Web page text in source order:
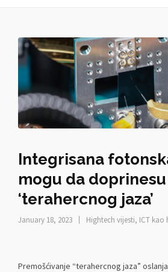
Integrisana
mogu da
‘terahercnog jaza’
January 18, 2023 Hightech vijesti, ICT
Premošćivanje “terahercnog jaza”